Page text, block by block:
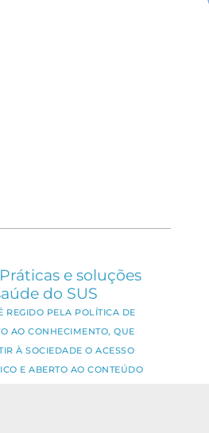
e soluções
do SUS
REGIDO PELA POLÍTICA DE
AO CONHECIMENTO, QUE
À SOCIEDADE O ACESSO
E ABERTO AO CONTEÚDO